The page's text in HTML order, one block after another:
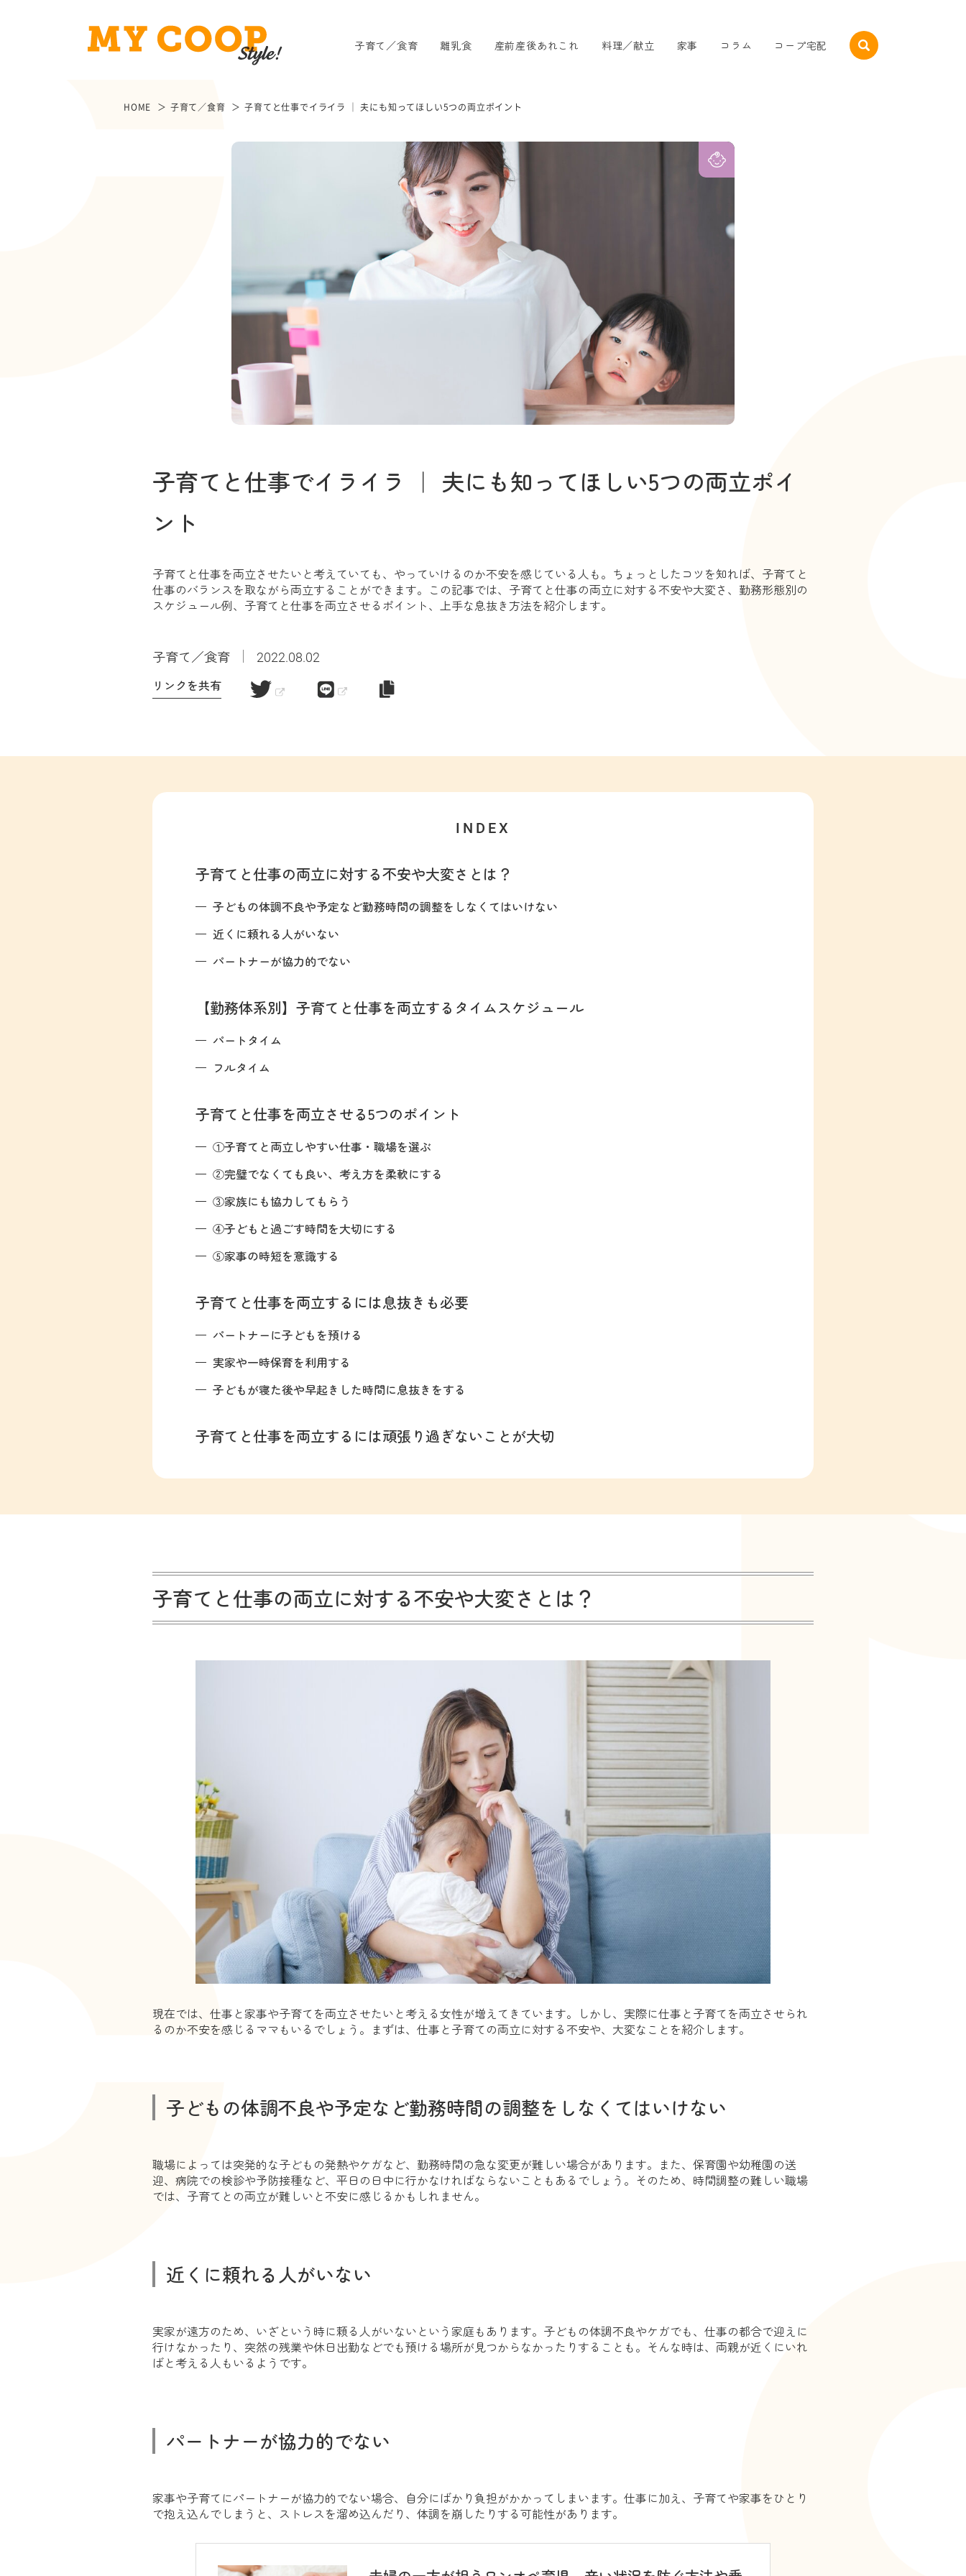
子育て／食育 離乳食 産前産後あれこれ 料理／献立 家事 コラム コープ宅配
HOME 子育て／食育 子育てと仕事でイライラ ｜ 夫にも知ってほしい5つの両立ポイント
子育てと仕事でイライラ ｜ 夫にも知ってほしい5つの両立ポイ
ント
子育てと仕事を両立させたいと考えていても、やっていけるのか不安を感じている人も。ちょっとしたコツを知れば、子育てと
仕事のバランスを取ながら両立することができます。この記事では、子育てと仕事の両立に対する不安や大変さ、勤務形態別の
スケジュール例、子育てと仕事を両立させるポイント、上手な息抜き方法を紹介します。
子育て／食育 2022.08.02
リンクを共有
INDEX
子育てと仕事の両立に対する不安や大変さとは？
子どもの体調不良や予定など勤務時間の調整をしなくてはいけない
近くに頼れる人がいない
パートナーが協力的でない
【勤務体系別】子育てと仕事を両立するタイムスケジュール
パートタイム
フルタイム
子育てと仕事を両立させる5つのポイント
①子育てと両立しやすい仕事・職場を選ぶ
②完璧でなくても良い、考え方を柔軟にする
③家族にも協力してもらう
④子どもと過ごす時間を大切にする
⑤家事の時短を意識する
子育てと仕事を両立するには息抜きも必要
パートナーに子どもを預ける
実家や一時保育を利用する
子どもが寝た後や早起きした時間に息抜きをする
子育てと仕事を両立するには頑張り過ぎないことが大切
子育てと仕事の両立に対する不安や大変さとは？
現在では、仕事と家事や子育てを両立させたいと考える女性が増えてきています。しかし、実際に仕事と子育てを両立させられ
るのか不安を感じるママもいるでしょう。まずは、仕事と子育ての両立に対する不安や、大変なことを紹介します。
子どもの体調不良や予定など勤務時間の調整をしなくてはいけない
職場によっては突発的な子どもの発熱やケガなど、勤務時間の急な変更が難しい場合があります。また、保育園や幼稚園の送
迎、病院での検診や予防接種など、平日の日中に行かなければならないこともあるでしょう。そのため、時間調整の難しい職場
では、子育てとの両立が難しいと不安に感じるかもしれません。
近くに頼れる人がいない
実家が遠方のため、いざという時に頼る人がいないという家庭もあります。子どもの体調不良やケガでも、仕事の都合で迎えに
行けなかったり、突然の残業や休日出勤などでも預ける場所が見つからなかったりすることも。そんな時は、両親が近くにいれ
ばと考える人もいるようです。
パートナーが協力的でない
家事や子育てにパートナーが協力的でない場合、自分にばかり負担がかかってしまいます。仕事に加え、子育てや家事をひとり
で抱え込んでしまうと、ストレスを溜め込んだり、体調を崩したりする可能性があります。